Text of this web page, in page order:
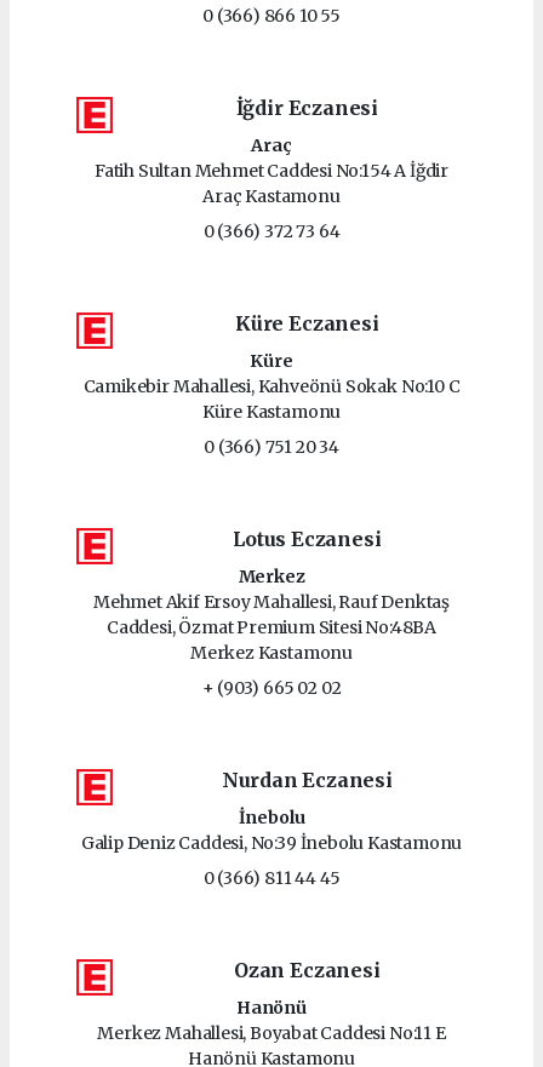
0 (366) 866 10 55
İğdir Eczanesi
Araç
Fatih Sultan Mehmet Caddesi No:154 A İğdir
Araç Kastamonu
0 (366) 372 73 64
Küre Eczanesi
Küre
Camikebir Mahallesi, Kahveönü Sokak No:10 C
Küre Kastamonu
0 (366) 751 20 34
Lotus Eczanesi
Merkez
Mehmet Akif Ersoy Mahallesi, Rauf Denktaş
Caddesi, Özmat Premium Sitesi No:48BA
Merkez Kastamonu
+ (903) 665 02 02
Nurdan Eczanesi
İnebolu
Galip Deniz Caddesi, No:39 İnebolu Kastamonu
0 (366) 811 44 45
Ozan Eczanesi
Hanönü
Merkez Mahallesi, Boyabat Caddesi No:11 E
Hanönü Kastamonu